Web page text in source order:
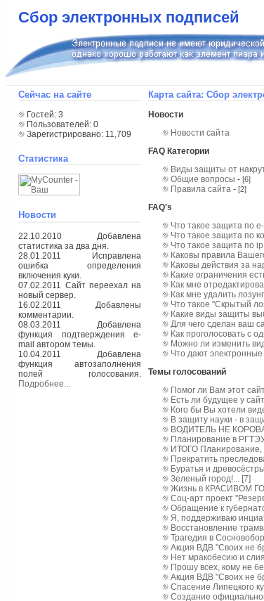
Сбор электронных подписей
Сейчас на сайте
Гостей: 3
Пользователей: 0
Зарегистрировано: 11,709
Статистика
Новости
22.10.2010 Добавлена
статистика за два дня.
28.01.2011 Исправлена
ошибка определения
включения куки.
07.02.2011 Сайт переехал на
новый сервер.
16.02.2011 Добавлены
комментарии.
08.03.2011 Добавлена
функция подтверждения e-
mail автором темы.
10.04.2011 Добавлена
функция автозаполнения
полей голосования.
Подробнее...
Карта сайта: Сбор
Новости
Новости сайта
FAQ Категории
Виды защиты от
Общие вопросы -[6]
Правила сайта -[2]
FAQ's
Что такое защита по
Что такое защита по
Что такое защита по
Каковы правила
Каковы действия за
Какие ограничения
Как мне
Как мне удалить
Что такое "Скрытый
Какие виды защиты
Для чего сделан ваш
Как проголосовать с
Можно ли изменить
Что дают
Темы голосований
Помог ли Вам этот
Есть ли будущее у
Кого бы Вы хотели
В защиту науки - в
ВОДИТЕЛЬ НЕ
Планирование в
ИТОГО Планирование,
Прекратить
Буратья и
Зеленый город!... [7]
Жизнь в КРАСИВОМ
Соц-арт проект
Обращение к
Я, поддерживаю
Восстановление
Трагедия в
Акция ВДВ "Своих не
Нет мракобесию и
Прошу всех, кому не
Акция ВДВ "Своих не
Спасение Липецкого
Создание